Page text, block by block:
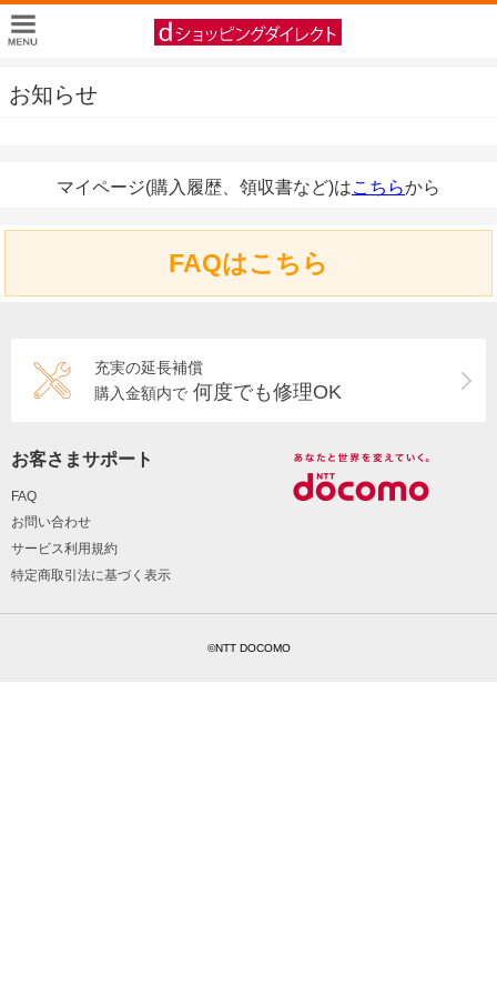
お知らせ
マイページ(購入履歴、領収書など)はこちらから
FAQはこちら
充実の延長補償
購入金額内で 何度でも修理OK
お客さまサポート
FAQ
お問い合わせ
サービス利用規約
特定商取引法に基づく表示
©NTT DOCOMO